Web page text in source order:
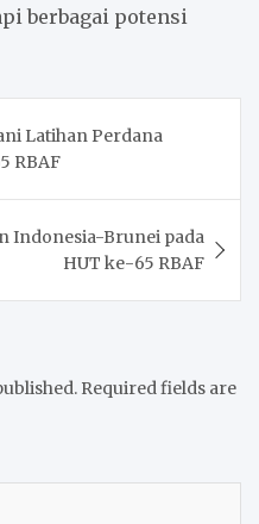
berbagai potensi
Latihan Perdana
RBAF
Indonesia-Brunei pada
HUT ke-65 RBAF
Required fields are